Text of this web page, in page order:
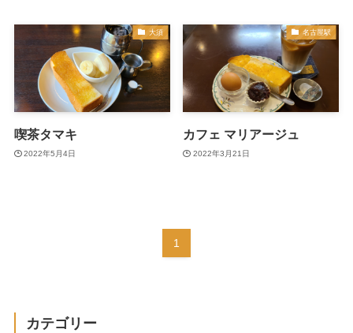
大須
喫茶タマキ
2022年5月4日
名古屋駅
カフェ マリアージュ
2022年3月21日
1
カテゴリー